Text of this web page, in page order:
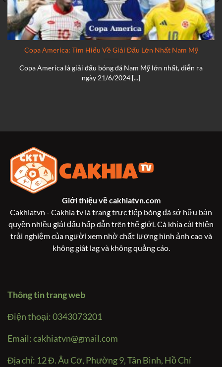
Copa America: Tìm Hiểu Về Giải Đấu Lớn Nhất Nam Mỹ
Copa America là giải đấu bóng đá Nam Mỹ lớn nhất, diễn ra
ngày 21/6/2024 [...]
Giới thiệu vềcakhiatvn.com
Cakhiatvn - Cakhia tv là trang trực tiếp bóng đá sở hữu bản
quyền nhiều giải đấu hấp dẫn trên thế giới. Cà khịa cải thiện
trải nghiệm của người xem nhờ chất lượng hình ảnh cao và
không giât lag và không quảng cáo.
Thông tin trang web
Điện thoại: 0343073201
Email:cakhiatvn@gmail.com
Địa chỉ: 12 Đ. Âu Cơ, Phường 9, Tân Bình, Hồ Chí